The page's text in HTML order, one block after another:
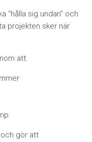
“hålla sig undan” och
projekten sker när
att:
gör att